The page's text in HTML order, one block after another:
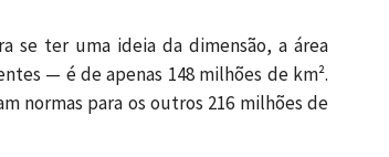
se ter uma ideia da dimensão, a área
— é de apenas 148 milhões de km².
normas para os outros 216 milhões de